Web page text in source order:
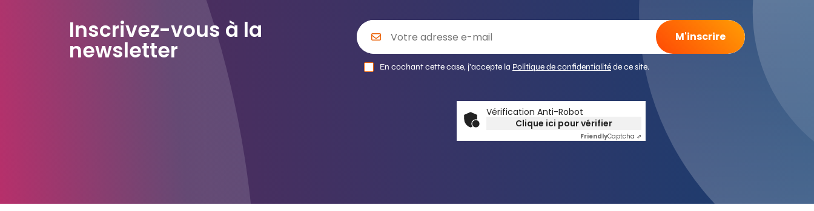
Inscrivez-vous à la
newsletter
En cochant cette case, j’accepte la Politique de confidentialitéde ce site.
Vérification Anti-Robot
Clique ici pour vérifier
FriendlyCaptcha ⇗